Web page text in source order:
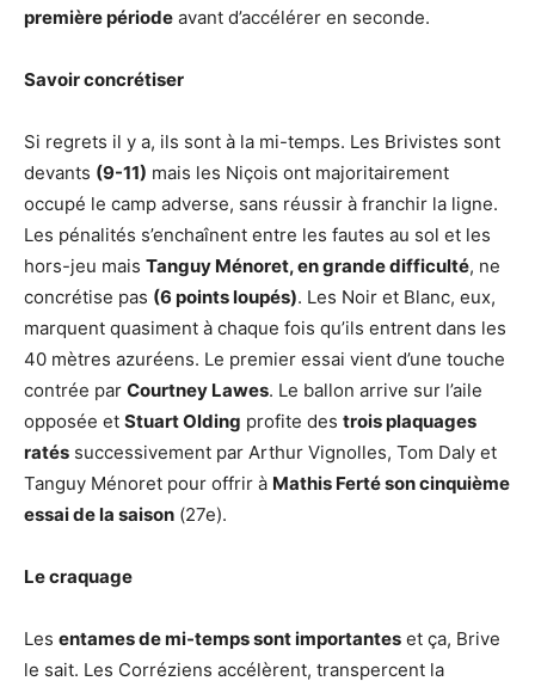
première période avant d’accélérer en seconde.
Savoir concrétiser
Si regrets il y a, ils sont à la mi-temps. Les Brivistes sont
devants (9-11) mais les Niçois ont majoritairement
occupé le camp adverse, sans réussir à franchir la ligne.
Les pénalités s’enchaînent entre les fautes au sol et les
hors-jeu mais Tanguy Ménoret, en grande difficulté, ne
concrétise pas (6 points loupés). Les Noir et Blanc, eux,
marquent quasiment à chaque fois qu’ils entrent dans les
40 mètres azuréens. Le premier essai vient d’une touche
contrée par Courtney Lawes. Le ballon arrive sur l’aile
opposée et Stuart Olding profite des trois plaquages
ratés successivement par Arthur Vignolles, Tom Daly et
Tanguy Ménoret pour offrir à Mathis Ferté son cinquième
essai de la saison (27e).
Le craquage
Les entames de mi-temps sont importantes et ça, Brive
le sait. Les Corréziens accélèrent, transpercent la